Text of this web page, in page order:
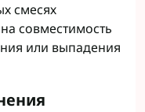
смесях
совместимость
или выпадения